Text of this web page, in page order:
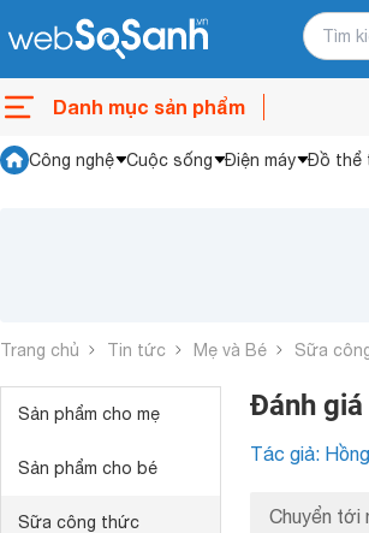
Danh mục sản phẩm
Công nghệ Cuộc sống Điện máy Đồ thể
Trang chủ Tin tức Mẹ và Bé Sữa
Sản phẩm cho mẹ
Sản phẩm cho bé
Sữa công thức
Đánh
Tác giả:
Chuyển tới